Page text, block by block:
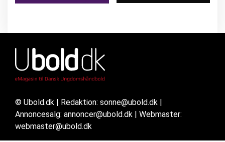
© Ubold.dk | Redaktion: sonne@ubold.dk |
Annoncesalg: annoncer@ubold.dk | Webmaster:
webmaster@ubold.dk